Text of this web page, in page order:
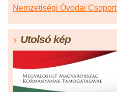
Nemzetiségi Óvodai Csoport
Utolsó kép